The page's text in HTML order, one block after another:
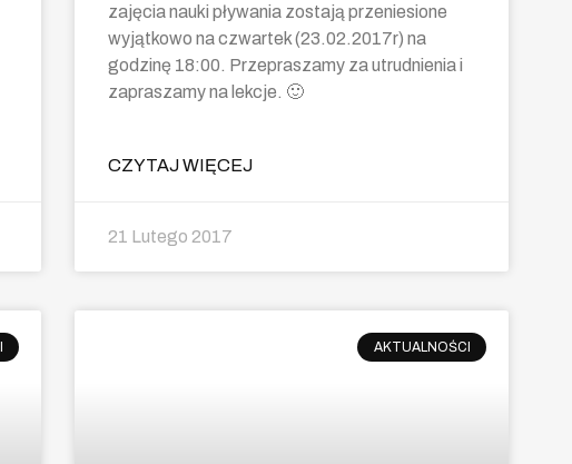
zajęcia nauki pływania zostają przeniesione
wyjątkowo na czwartek (23.02.2017r) na
godzinę 18:00. Przepraszamy za utrudnienia i
zapraszamy na lekcje. 🙂
CZYTAJ WIĘCEJ
21 Lutego 2017
AKTUALNOŚCI